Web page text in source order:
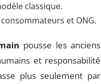
classique.
et ONG.
pousse les anciens
et responsabilité
plus seulement par